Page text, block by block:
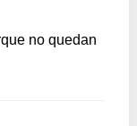
no quedan